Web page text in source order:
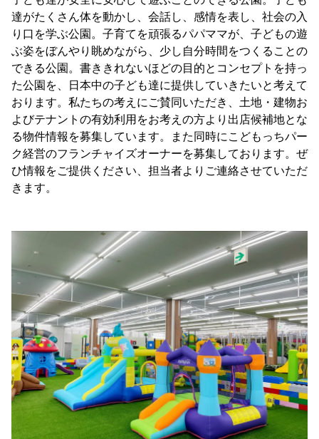
達がたくさん体を動かし、会話し、感情を表し、社会の入
り口を学ぶ公園。子育てを頑張るパパママが、子どもの遊
ぶ姿をぼんやり眺めながら、少し自分時間をつくることの
できる公園。書ききれないほどの目的とコンセプトを持っ
た公園を、日本中の子ども達に提供していきたいと考えて
おります。私たちの考えにご賛同いただき、土地・建物お
よびテナントの有効利用をお考えの方より出店候補地とな
る物件情報を募集しています。また同時にこどもっちパー
ク経営のフランチャイズオーナーを募集しております。ぜ
ひ情報をご提供ください、担当者よりご連絡させていただ
きます。